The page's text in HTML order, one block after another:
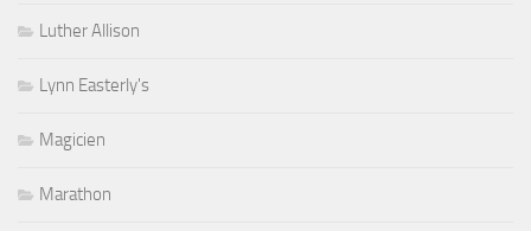
Luther Allison
Lynn Easterly's
Magicien
Marathon